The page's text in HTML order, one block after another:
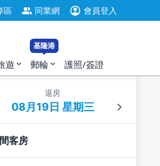
區 group 同業網 account_circle 會員登入
遊 expand_more
基隆港
郵輪 expand_more 護照/簽證
退房
客房